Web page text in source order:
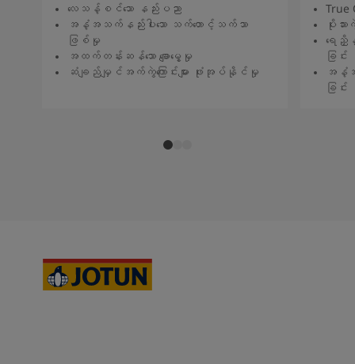
လေသန့်စင်သော နည်းပညာ
အနံ့အသက်နည်းပါးသော သက်တောင့်သက်သာ
ဖြစ်မှု
အထက်တန်းဆန်သော ချောမွေ့မှု
ဆံချည်မျှင်အက်ကွဲကြောင်းများ ဖုံးအုပ်နိုင်မှု
True
ပိုးသား
ရေညှိ
ခြင်း
အနံ့
ခြင်း